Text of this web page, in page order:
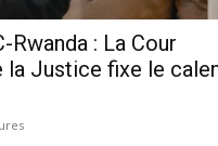
Rwanda : La Cour
la Justice fixe le